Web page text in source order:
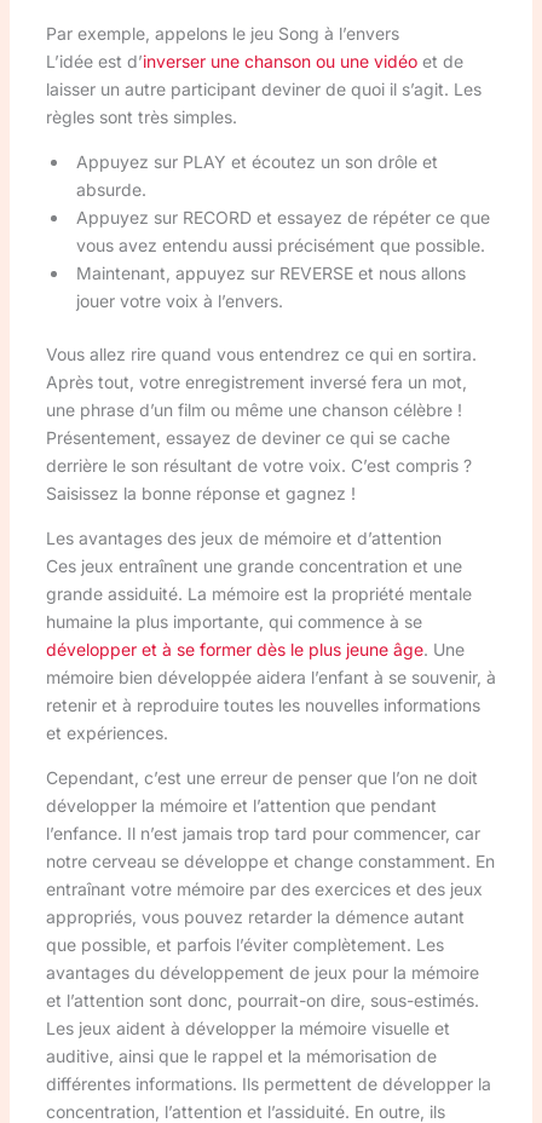
Par exemple, appelons le jeu Song à l’envers
L’idée est d’inverser une chanson ou une vidéoet de
laisser un autre participant deviner de quoi il s’agit. Les
règles sont très simples.
Appuyez sur PLAY et écoutez un son drôle et
absurde.
Appuyez sur RECORD et essayez de répéter ce que
vous avez entendu aussi précisément que possible.
Maintenant, appuyez sur REVERSE et nous allons
jouer votre voix à l’envers.
Vous allez rire quand vous entendrez ce qui en sortira.
Après tout, votre enregistrement inversé fera un mot,
une phrase d’un film ou même une chanson célèbre !
Présentement, essayez de deviner ce qui se cache
derrière le son résultant de votre voix. C’est compris ?
Saisissez la bonne réponse et gagnez !
Les avantages des jeux de mémoire et d’attention
Ces jeux entraînent une grande concentration et une
grande assiduité. La mémoire est la propriété mentale
humaine la plus importante, qui commence à se
développer et à se former dès le plus jeune âge. Une
mémoire bien développée aidera l’enfant à se souvenir, à
retenir et à reproduire toutes les nouvelles informations
et expériences.
Cependant, c’est une erreur de penser que l’on ne doit
développer la mémoire et l’attention que pendant
l’enfance. Il n’est jamais trop tard pour commencer, car
notre cerveau se développe et change constamment. En
entraînant votre mémoire par des exercices et des jeux
appropriés, vous pouvez retarder la démence autant
que possible, et parfois l’éviter complètement. Les
avantages du développement de jeux pour la mémoire
et l’attention sont donc, pourrait-on dire, sous-estimés.
Les jeux aident à développer la mémoire visuelle et
auditive, ainsi que le rappel et la mémorisation de
différentes informations. Ils permettent de développer la
concentration, l’attention et l’assiduité. En outre, ils